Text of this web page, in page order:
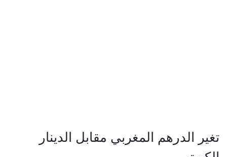
تغير الدرهم المغربي مقابل الدينار